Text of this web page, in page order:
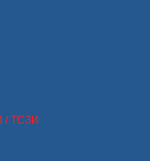
/ ТСЗИ